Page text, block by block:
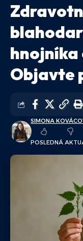
hnojníka
Objavte
POSLEDNÁ
SIMONA